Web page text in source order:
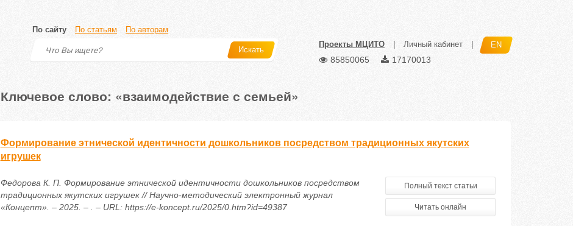
По сайту По статьям По авторам
Искать
Проекты МЦИТО Личный кабинет EN
85850065 17170013
Ключевое слово: «взаимодействие с семьей»
Формирование этнической идентичности дошкольников посредством традиционных якутских
игрушек
Федорова К. П. Формирование этнической идентичности дошкольников посредством
традиционных якутских игрушек // Научно-методический электронный журнал
«Концепт». – 2025. – . – URL: https://e-koncept.ru/2025/0.htm?id=49387
Полный текст статьи
Читать онлайн